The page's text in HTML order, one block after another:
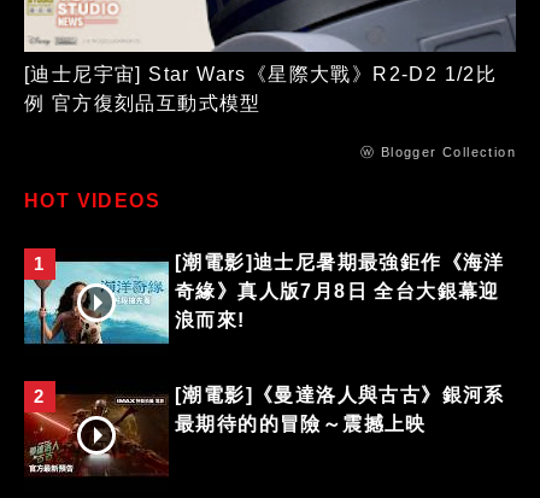
[迪士尼宇宙] Star Wars《星際大戰》R2-D2 1/2比
例 官方復刻品互動式模型
ⓦ Blogger Collection
HOT VIDEOS
1
[潮電影]迪士尼暑期最強鉅作《海洋
奇緣》真人版7月8日 全台大銀幕迎
浪而來!
2
[潮電影]《曼達洛人與古古》銀河系
最期待的的冒險～震撼上映